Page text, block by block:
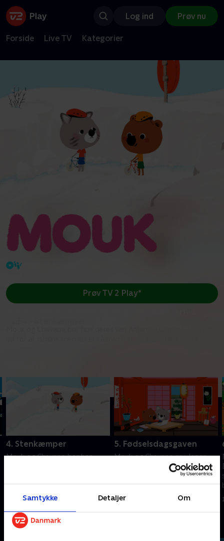
Samtykke Detaljer Om
Log ind Prøv nu
Forside Live TV Kategorier
Prøv TV 2 Play*
4. Stenkæmper
Mouk og Chavapa bor hos
er så hvidt, at de har svært ved
at finde tilbage til landsbyen.
12. januar 2013 • 11 min
5. Fødselsdagsgaven
Mouk og Chavapa er i Japan.
De har købt en gave og tager
et hvil i parken. Men damen
ved siden af dem tager fejl af
tasken og går sin vej med
deres legetøj.
13. januar 2013 • 11 min
Andre så også